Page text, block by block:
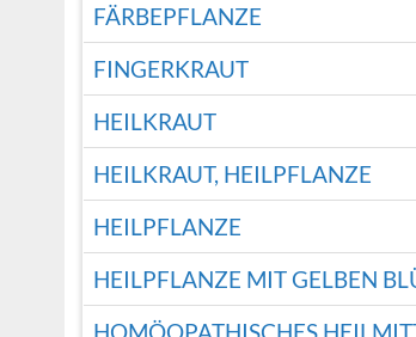
FÄRBEPFLANZE
FINGERKRAUT
HEILKRAUT
HEILKRAUT, HEILPFLANZE
HEILPFLANZE
HEILPFLANZE MIT GELBEN
HOMÖOPATHISCHES